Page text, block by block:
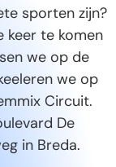
sporten zijn?
keer te komen
we op de
we op
Circuit.
De
in Breda.